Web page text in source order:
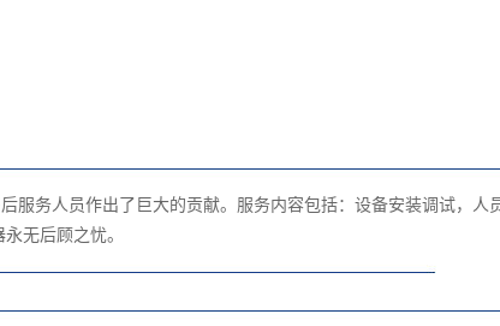
服务人员作出了巨大的贡献。服务内容包括：设备安装调试，
无后顾之忧。